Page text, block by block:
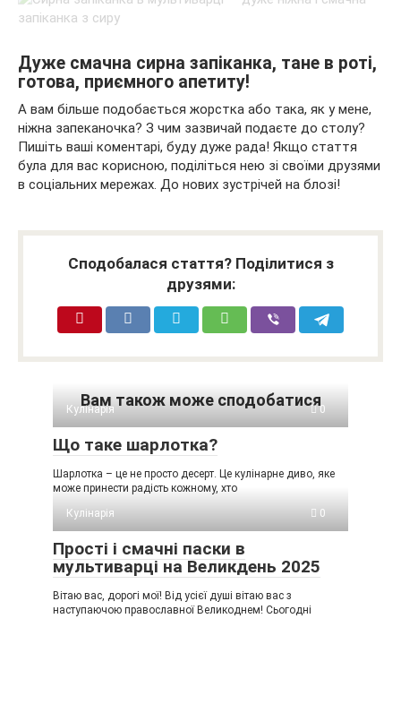
Дуже смачна сирна запіканка, тане в роті,
готова, приємного апетиту!
А вам більше подобається жорстка або така, як у мене,
ніжна запеканочка? З чим зазвичай подаєте до столу?
Пишіть ваші коментарі, буду дуже рада! Якщо стаття
була для вас корисною, поділіться нею зі своїми друзями
в соціальних мережах. До нових зустрічей на блозі!
Сподобалася стаття? Поділитися з
друзями:
Вам також може сподобатися
Кулінарія 0
Що таке шарлотка?
Шарлотка – це не просто десерт. Це кулінарне диво, яке
може принести радість кожному, хто
Кулінарія
0
Прості і смачні паски в
мультиварці на Великдень 2025
Вітаю вас, дорогі мої! Від усієї душі вітаю вас з
наступаючою православної Великоднем! Сьогодні